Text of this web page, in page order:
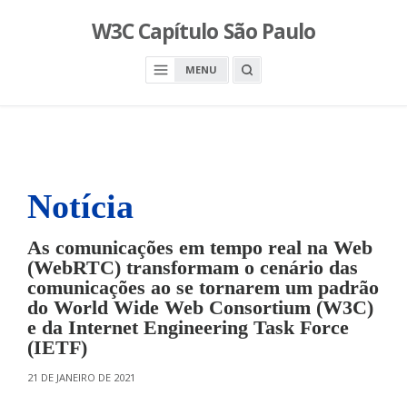
W3C Capítulo São Paulo
MENU
O
Notícia
As comunicações em tempo real na Web
(WebRTC) transformam o cenário das
comunicações ao se tornarem um padrão
do World Wide Web Consortium (W3C)
e da Internet Engineering Task Force
(IETF)
O
21 DE JANEIRO DE 2021